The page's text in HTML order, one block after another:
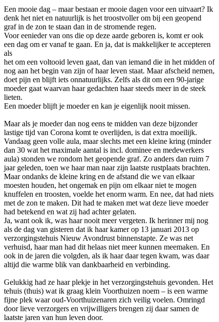
Een mooie dag – maar bestaan er mooie dagen voor een uitvaart? Ik
denk het niet en natuurlijk is het troostvoller om bij een geopend
graf in de zon te staan dan in de stromende regen.
Voor eenieder van ons die op deze aarde geboren is, komt er ook
een dag om er vanaf te gaan. En ja, dat is makkelijker te accepteren
als
het om een voltooid leven gaat, dan van iemand die in het midden of
nog aan het begin van zijn of haar leven staat. Maar afscheid nemen,
doet pijn en blijft iets onnatuurlijks. Zelfs als dit om een 90-jarige
moeder gaat waarvan haar gedachten haar steeds meer in de steek
lieten.
Een moeder blijft je moeder en kan je eigenlijk nooit missen.
Maar als je moeder dan nog eens te midden van deze bijzonder
lastige tijd van Corona komt te overlijden, is dat extra moeilijk.
Vandaag geen volle aula, maar slechts met een kleine kring (minder
dan 30 wat het maximale aantal is incl. dominee en medewerkers
aula) stonden we rondom het geopende graf. Zo anders dan ruim 7
jaar geleden, toen we haar man naar zijn laatste rustplaats brachten.
Maar ondanks de kleine kring en de afstand die we van elkaar
moesten houden, het ongemak en pijn om elkaar niet te mogen
knuffelen en troosten, voelde het enorm warm. En nee, dat had niets
met de zon te maken. Dit had te maken met wat deze lieve moeder
had betekend en wat zij had achter gelaten.
Ja, want ook ik, was haar nooit meer vergeten. Ik herinner mij nog
als de dag van gisteren dat ik haar kamer op 13 januari 2013 op
verzorgingstehuis Nieuw Avondrust binnenstapte. Ze was net
verhuisd, haar man had dit helaas niet meer kunnen meemaken. En
ook in de jaren die volgden, als ik haar daar tegen kwam, was daar
altijd die warme blik van dankbaarheid en verbinding.
Gelukkig had ze haar plekje in het verzorgingstehuis gevonden. Het
tehuis (thuis) wat ik graag klein Voorthuizen noem – is een warme
fijne plek waar oud-Voorthuizenaren zich veilig voelen. Omringd
door lieve verzorgers en vrijwilligers brengen zij daar samen de
laatste jaren van hun leven door.